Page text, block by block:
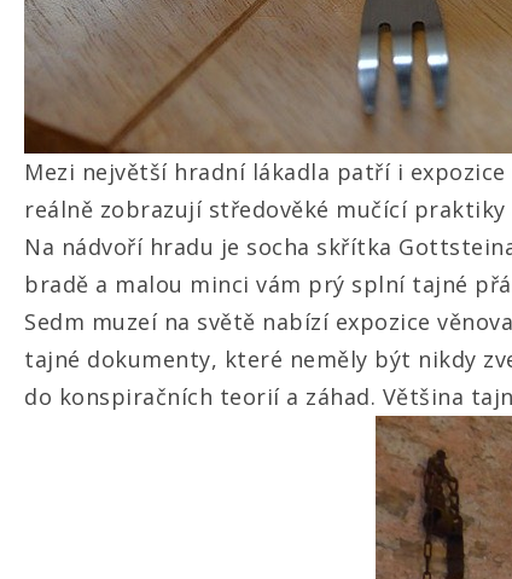
Mezi největší hradní lákadla patří i
reálně zobrazují středověké mučící
Na nádvoří hradu je socha skřítka
bradě a malou minci vám prý splní tajné
Sedm muzeí na světě nabízí expozice
tajné dokumenty, které neměly být nikdy
do konspiračních teorií a záhad. Většina